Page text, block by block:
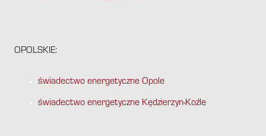
OPOLSKIE:
świadectwo energetyczne Opole
świadectwo energetyczne Kędzierzyn-Koźle